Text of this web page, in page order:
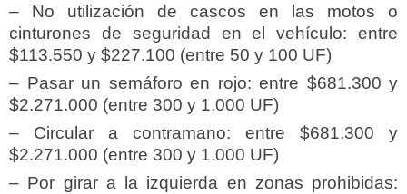
– No utilización de cascos en las motos o
cinturones de seguridad en el vehículo: entre
$113.550 y $227.100 (entre 50 y 100 UF)
– Pasar un semáforo en rojo: entre $681.300 y
$2.271.000 (entre 300 y 1.000 UF)
– Circular a contramano: entre $681.300 y
$2.271.000 (entre 300 y 1.000 UF)
– Por girar a la izquierda en zonas prohibidas: